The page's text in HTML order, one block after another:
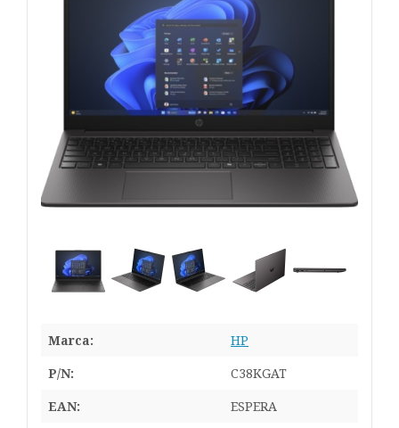
Marca: HP
P/N: C38KGAT
EAN: ESPERA